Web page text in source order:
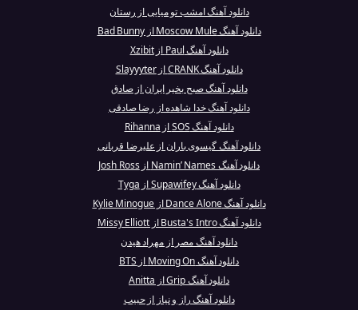
دانلود آهنگ امشب تو میایی از رستان
دانلود آهنگ Moscow Mule از Bad Bunny
دانلود آهنگ Paul از Xzibit
دانلود آهنگ CRANK از Slayyyter
دانلود آهنگ صبح بخیر ایران از صادق
دانلود آهنگ خدا شاهده از رضا صادقی
دانلود آهنگ SOS از Rihanna
دانلود آهنگ گیسوی باران از علیرضا قربانی
دانلود آهنگ Namin’ Names از Josh Ross
دانلود آهنگ Supawifey از Tyga
دانلود آهنگ Dance Alone از Kylie Minogue
دانلود آهنگ Busta's Intro از Missy Elliott
دانلود آهنگ مصر از مهراد هیدن
دانلود آهنگ Moving On از BTS
دانلود آهنگ Grip از Anitta
دانلود آهنگ راز و نیاز از حبیب